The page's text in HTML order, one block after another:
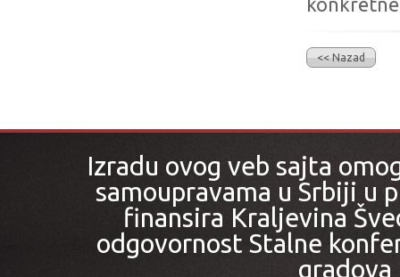
<< Nazad
Izradu ovog veb sajta
samoupravama u Srbiji u
finansira Kraljevina
odgovornost Stalne
gradova